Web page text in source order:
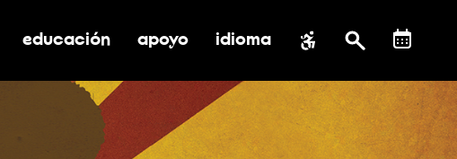
el submenú de impacto social
alternar submenú de educación
educación alternar submenú de asistencia
apoyo idioma